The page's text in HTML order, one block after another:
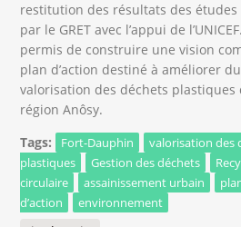
restitution des résultats des études
par le GRET avec l’appui de
permis de construire une vision
plan d’action destiné à améliorer
valorisation des déchets plastiques
région Anôsy.
Tags:
Fort-Dauphin
valorisation des
plastiques
Gestion des déchets
circulaire
assainissement urbain
d’action
environnement